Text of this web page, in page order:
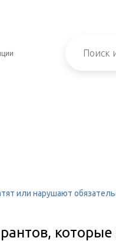
или нарушают
которые